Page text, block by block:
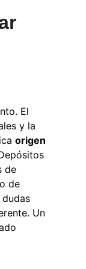
El
y la
origen
de
de
Un